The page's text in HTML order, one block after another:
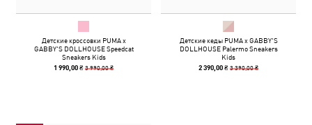
Детские кроссовки PUMA x
GABBY'S DOLLHOUSE Speedcat
Sneakers Kids
1 990,00 ₴3 990,00 ₴
Детские кеды PUMA x GABBY'S
DOLLHOUSE Palermo Sneakers
Kids
2 390,00 ₴3 390,00 ₴